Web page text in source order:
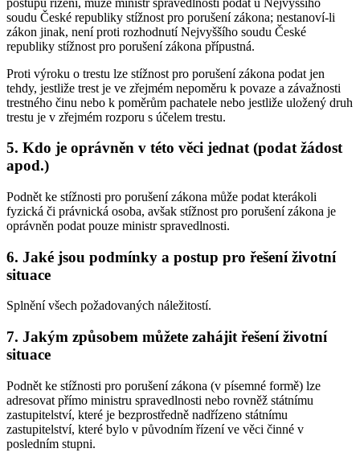
soudu České republiky stížnost pro porušení zákona; nestanoví-li
zákon jinak, není proti rozhodnutí Nejvyššího soudu České
republiky stížnost pro porušení zákona přípustná.
Proti výroku o trestu lze stížnost pro porušení zákona podat jen
tehdy, jestliže trest je ve zřejmém nepoměru k povaze a závažnosti
trestného činu nebo k poměrům pachatele nebo jestliže uložený druh
trestu je v zřejmém rozporu s účelem trestu.
5. Kdo je oprávněn v této věci jednat (podat žádost
apod.)
Podnět ke stížnosti pro porušení zákona může podat kterákoli
fyzická či právnická osoba, avšak stížnost pro porušení zákona je
oprávněn podat pouze ministr spravedlnosti.
6. Jaké jsou podmínky a postup pro řešení životní
situace
Splnění všech požadovaných náležitostí.
7. Jakým způsobem můžete zahájit řešení životní
situace
Podnět ke stížnosti pro porušení zákona (v písemné formě) lze
adresovat přímo ministru spravedlnosti nebo rovněž státnímu
zastupitelství, které je bezprostředně nadřízeno státnímu
zastupitelství, které bylo v původním řízení ve věci činné v
posledním stupni.